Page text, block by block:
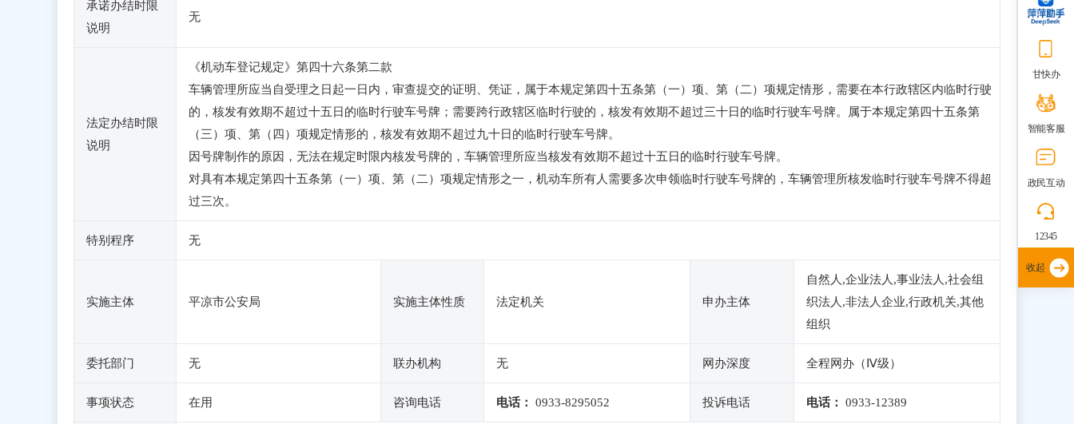
承诺办结时限
说明
无
法定办结时限
说明
《机动车登记规定》第四十六条第二款
车辆管理所应当自受理之日起一日内，审查提交的证明、凭证，属于本规定第四十五条第（一）项、第（二）项规定情形，需要在本行政辖区内临时行驶
的，核发有效期不超过十五日的临时行驶车号牌；需要跨行政辖区临时行驶的，核发有效期不超过三十日的临时行驶车号牌。属于本规定第四十五条第
（三）项、第（四）项规定情形的，核发有效期不超过九十日的临时行驶车号牌。
因号牌制作的原因，无法在规定时限内核发号牌的，车辆管理所应当核发有效期不超过十五日的临时行驶车号牌。
对具有本规定第四十五条第（一）项、第（二）项规定情形之一，机动车所有人需要多次申领临时行驶车号牌的，车辆管理所核发临时行驶车号牌不得超
过三次。
特别程序 无
实施主体 平凉市公安局 实施主体性质 法定机关 申办主体
自然人,企业法人,事业法人,社会组
织法人,非法人企业,行政机关,其他
组织
委托部门 无 联办机构 无 网办深度 全程网办（Ⅳ级）
事项状态 在用 咨询电话 电话： 0933-8295052 投诉电话 电话： 0933-12389
甘快办
智能客服
政民互动
12345
收起